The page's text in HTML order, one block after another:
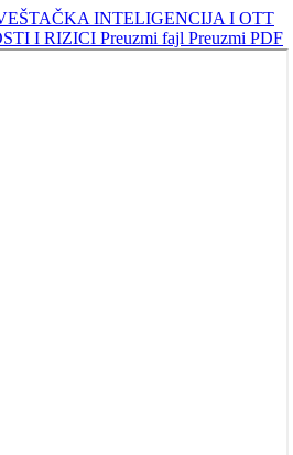
INTELIGENCIJA I OTT
I RIZICI Preuzmi fajl Preuzmi PDF